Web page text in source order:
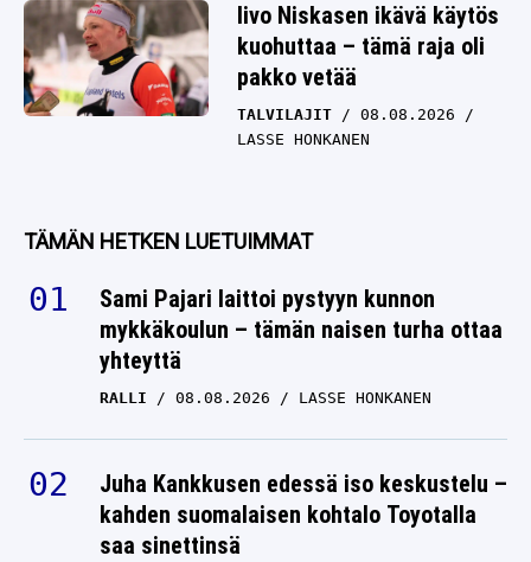
Iivo Niskasen ikävä käytös
kuohuttaa – tämä raja oli
pakko vetää
TALVILAJIT
08.08.2026
LASSE HONKANEN
TÄMÄN HETKEN LUETUIMMAT
Sami Pajari laittoi pystyyn kunnon
mykkäkoulun – tämän naisen turha ottaa
yhteyttä
RALLI 08.08.2026 LASSE HONKANEN
Juha Kankkusen edessä iso keskustelu –
kahden suomalaisen kohtalo Toyotalla
saa sinettinsä